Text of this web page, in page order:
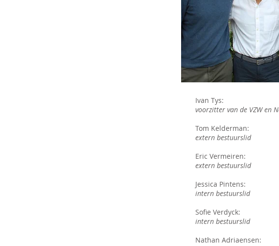
Ivan Tys:
voorzitter van de VZW en
Tom Kelderman:
extern bestuurslid
Eric Vermeiren:
extern bestuurslid
Jessica Pintens:
intern bestuurslid
Sofie Verdyck:
intern bestuurslid
Nathan Adriaensen: